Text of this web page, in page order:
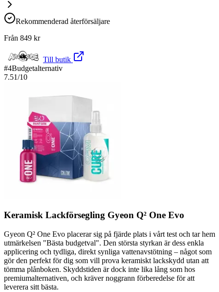
Rekommenderad återförsäljare
Från 849 kr
Till butik
#4Budgetalternativ
7.51/10
Keramisk Lackförsegling Gyeon Q² One Evo
Gyeon Q² One Evo placerar sig på fjärde plats i vårt test och tar hem
utmärkelsen "Bästa budgetval". Den största styrkan är dess enkla
applicering och tydliga, direkt synliga vattenavstötning – något som
gör den perfekt för dig som vill prova keramiskt lackskydd utan att
tömma plånboken. Skyddstiden är dock inte lika lång som hos
premiumalternativen, och kräver noggrann förberedelse för att
leverera sitt bästa.